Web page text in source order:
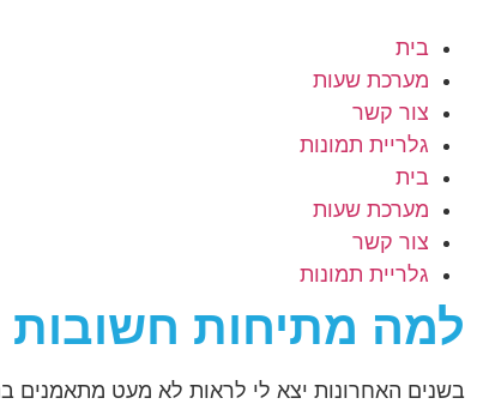
בית
מערכת שעות
צור קשר
גלריית תמונות
בית
מערכת שעות
צור קשר
גלריית תמונות
למה מתיחות חשובות
בשנים האחרונות יצא לי לראות לא מעט מתאמנים